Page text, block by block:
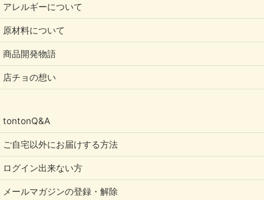
アレルギーについて
原材料について
商品開発物語
店チョの想い
tontonQ&A
ご自宅以外にお届けする方法
ログイン出来ない方
メールマガジンの登録・解除